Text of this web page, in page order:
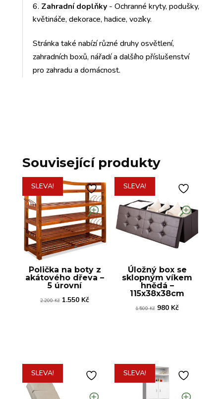
Zahradní doplňky- Ochranné kryty, podušky,
květináče, dekorace, hadice, vozíky.
Stránka také nabízí různé druhy osvětlení,
zahradních boxů, nářadí a dalšího příslušenství
pro zahradu a domácnost.
Související produkty
SLEVA!
Polička na boty z
akátového dřeva –
5 úrovní
2.200Kč Původní
1.550 KčAktuální
SLEVA!
Úložný box se
sklopným víkem
hnědá –
115x38x38cm
1.500Kč Původní
980 KčAktuální
SLEVA! SLEVA!